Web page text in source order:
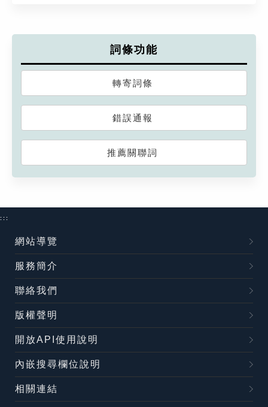
詞條功能
轉寄詞條
錯誤通報
推薦關聯詞
:::
網站導覽
服務簡介
聯絡我們
版權聲明
開放API使用說明
內嵌搜尋欄位說明
相關連結